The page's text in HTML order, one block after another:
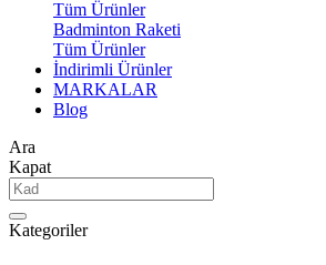
Tüm Ürünler
Badminton Raketi
Tüm Ürünler
İndirimli Ürünler
MARKALAR
Blog
Ara
Kapat
Kategoriler